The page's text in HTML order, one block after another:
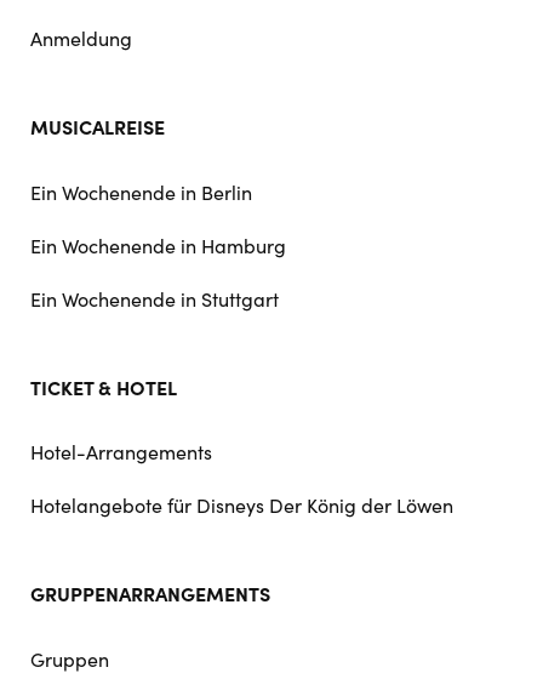
Anmeldung
MUSICALREISE
Ein Wochenende in Berlin
Ein Wochenende in Hamburg
Ein Wochenende in Stuttgart
TICKET & HOTEL
Hotel-Arrangements
Hotelangebote für Disneys Der König der Löwen
GRUPPENARRANGEMENTS
Gruppen